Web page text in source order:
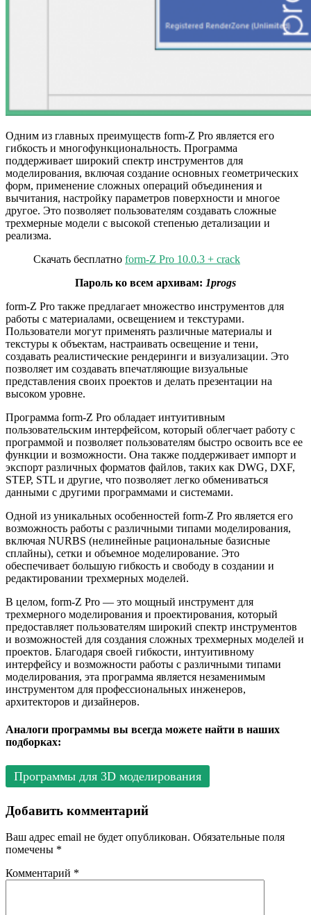
Одним из главных преимуществ form-Z Pro является его
гибкость и многофункциональность. Программа
поддерживает широкий спектр инструментов для
моделирования, включая создание основных геометрических
форм, применение сложных операций объединения и
вычитания, настройку параметров поверхности и многое
другое. Это позволяет пользователям создавать сложные
трехмерные модели с высокой степенью детализации и
реализма.
Скачать бесплатно form-Z Pro 10.0.3 + crack
Пароль ко всем архивам: 1progs
form-Z Pro также предлагает множество инструментов для
работы с материалами, освещением и текстурами.
Пользователи могут применять различные материалы и
текстуры к объектам, настраивать освещение и тени,
создавать реалистические рендеринги и визуализации. Это
позволяет им создавать впечатляющие визуальные
представления своих проектов и делать презентации на
высоком уровне.
Программа form-Z Pro обладает интуитивным
пользовательским интерфейсом, который облегчает работу с
программой и позволяет пользователям быстро освоить все ее
функции и возможности. Она также поддерживает импорт и
экспорт различных форматов файлов, таких как DWG, DXF,
STEP, STL и другие, что позволяет легко обмениваться
данными с другими программами и системами.
Одной из уникальных особенностей form-Z Pro является его
возможность работы с различными типами моделирования,
включая NURBS (нелинейные рациональные базисные
сплайны), сетки и объемное моделирование. Это
обеспечивает большую гибкость и свободу в создании и
редактировании трехмерных моделей.
В целом, form-Z Pro — это мощный инструмент для
трехмерного моделирования и проектирования, который
предоставляет пользователям широкий спектр инструментов
и возможностей для создания сложных трехмерных моделей и
проектов. Благодаря своей гибкости, интуитивному
интерфейсу и возможности работы с различными типами
моделирования, эта программа является незаменимым
инструментом для профессиональных инженеров,
архитекторов и дизайнеров.
Аналоги программы вы всегда можете найти в наших
подборках:
Программы для 3D моделирования
Добавить комментарий
Ваш адрес email не будет опубликован. Обязательные поля
помечены *
Комментарий *